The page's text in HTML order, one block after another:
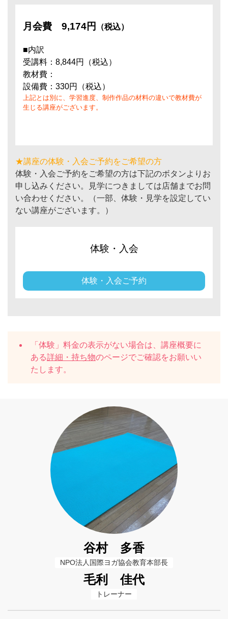
月会費 9,174円 （税込）
■内訳
受講料：8,844円（税込）
教材費：
設備費：330円（税込）
上記とは別に、学習進度、制作作品の材料の違いで教材費が
生じる講座がございます。
★講座の体験・入会ご予約をご希望の方
体験・入会ご予約をご希望の方は下記のボタンよりお
申し込みください。見学につきましては店舗までお問
い合わせください。（一部、体験・見学を設定してい
ない講座がございます。）
体験・入会
体験・入会ご予約
「体験」料金の表示がない場合は、講座概要に
ある詳細・持ち物のページでご確認をお願いい
たします。
谷村 多香
NPO法人国際ヨガ協会教育本部長
毛利 佳代
トレーナー